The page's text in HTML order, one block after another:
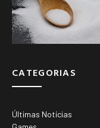
CATEGORIAS
Últimas Notícias